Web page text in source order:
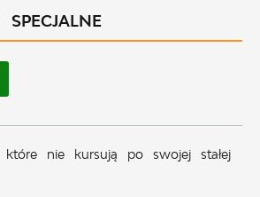
SPECJALNE
które nie kursują po swojej stałej